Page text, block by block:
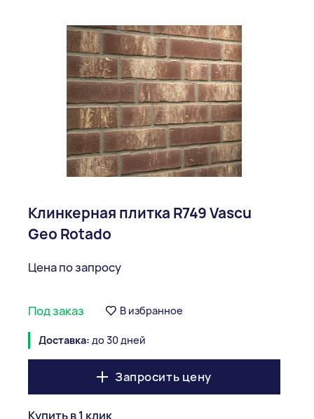
Клинкерная плитка R749 Vascu
Geo Rotado
Цена по запросу
Под заказ В избранное
Доставка: до 30 дней
Запросить цену
Купить в 1 клик